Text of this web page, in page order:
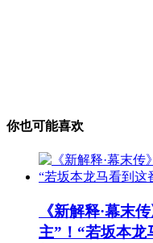
你也可能喜欢
《新解释·幕末
主”！“若坂本龙